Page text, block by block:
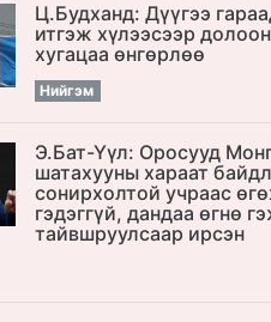
Ц.Будханд: Дүүгээ
итгэж хүлээсээр
хугацаа өнгөрлөө
Нийгэм
Э.Бат-Үүл: Оросууд
шатахууны хараат
сонирхолтой учраас
гэдэггүй, дандаа өгнө
тайвшруулсаар ирсэн